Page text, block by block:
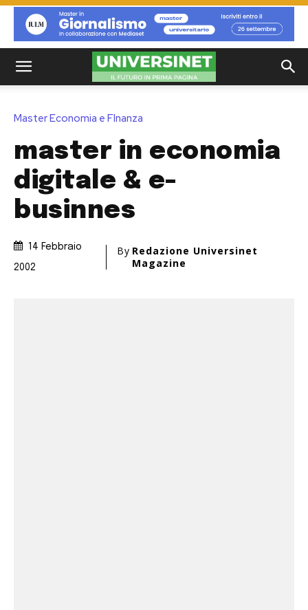
Master Economia e FInanza
master in economia
digitale & e-
businnes
14 Febbraio
2002
By Redazione Universinet
Magazine